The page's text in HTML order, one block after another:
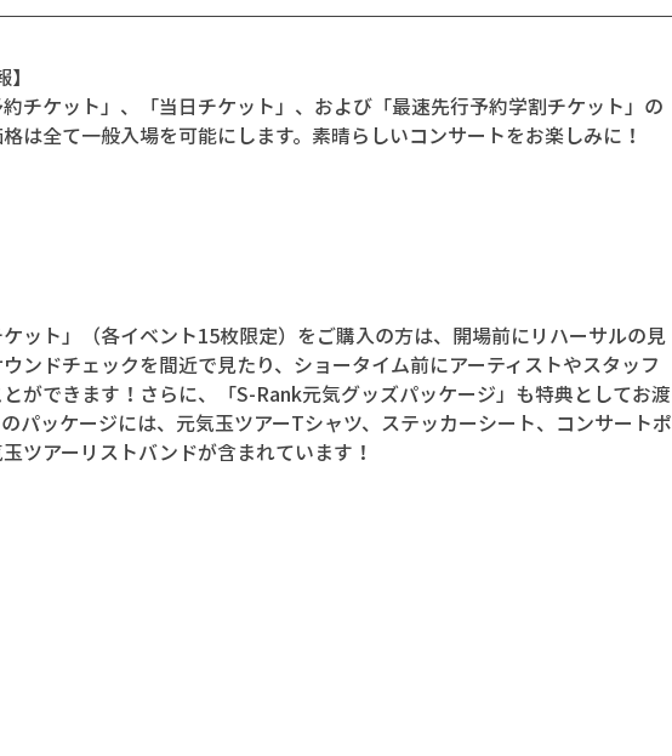
約チケット」、「当日チケット」、および「最速先行予約学割チケット」の
は全て一般入場を可能にします。素晴らしいコンサートをお楽しみに！
ケット」（各イベント15枚限定）をご購入の方は、開場前にリハーサルの見
ンドチェックを間近で見たり、ショータイム前にアーティストやスタッフ
ができます！さらに、「S-Rank元気グッズパッケージ」も特典としてお渡
パッケージには、元気玉ツアーTシャツ、ステッカーシート、コンサートポ
ツアーリストバンドが含まれています！